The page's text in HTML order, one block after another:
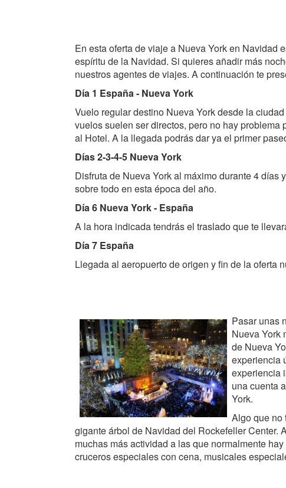
En esta oferta de viaje a Nueva York en Navidad
espíritu de la Navidad. Si quieres añadir más
nuestros agentes de viajes. A continuación te
Día 1 España - Nueva York
Vuelo regular destino Nueva York desde la
vuelos suelen ser directos, pero no hay
al Hotel. A la llegada podrás dar ya el primer
Días 2-3-4-5 Nueva York
Disfruta de Nueva York al máximo durante 4 días
sobre todo en esta época del año.
Día 6 Nueva York - España
A la hora indicada tendrás el traslado que te
Día 7 España
Llegada al aeropuerto de origen y fin de la oferta
Pasar unas
Nueva York
de Nueva
experiencia
experiencia
una cuenta
York.
Algo que no
gigante árbol de Navidad del Rockefeller Center.
muchas más actividad a las que normalmente
cruceros especiales con cena, musicales